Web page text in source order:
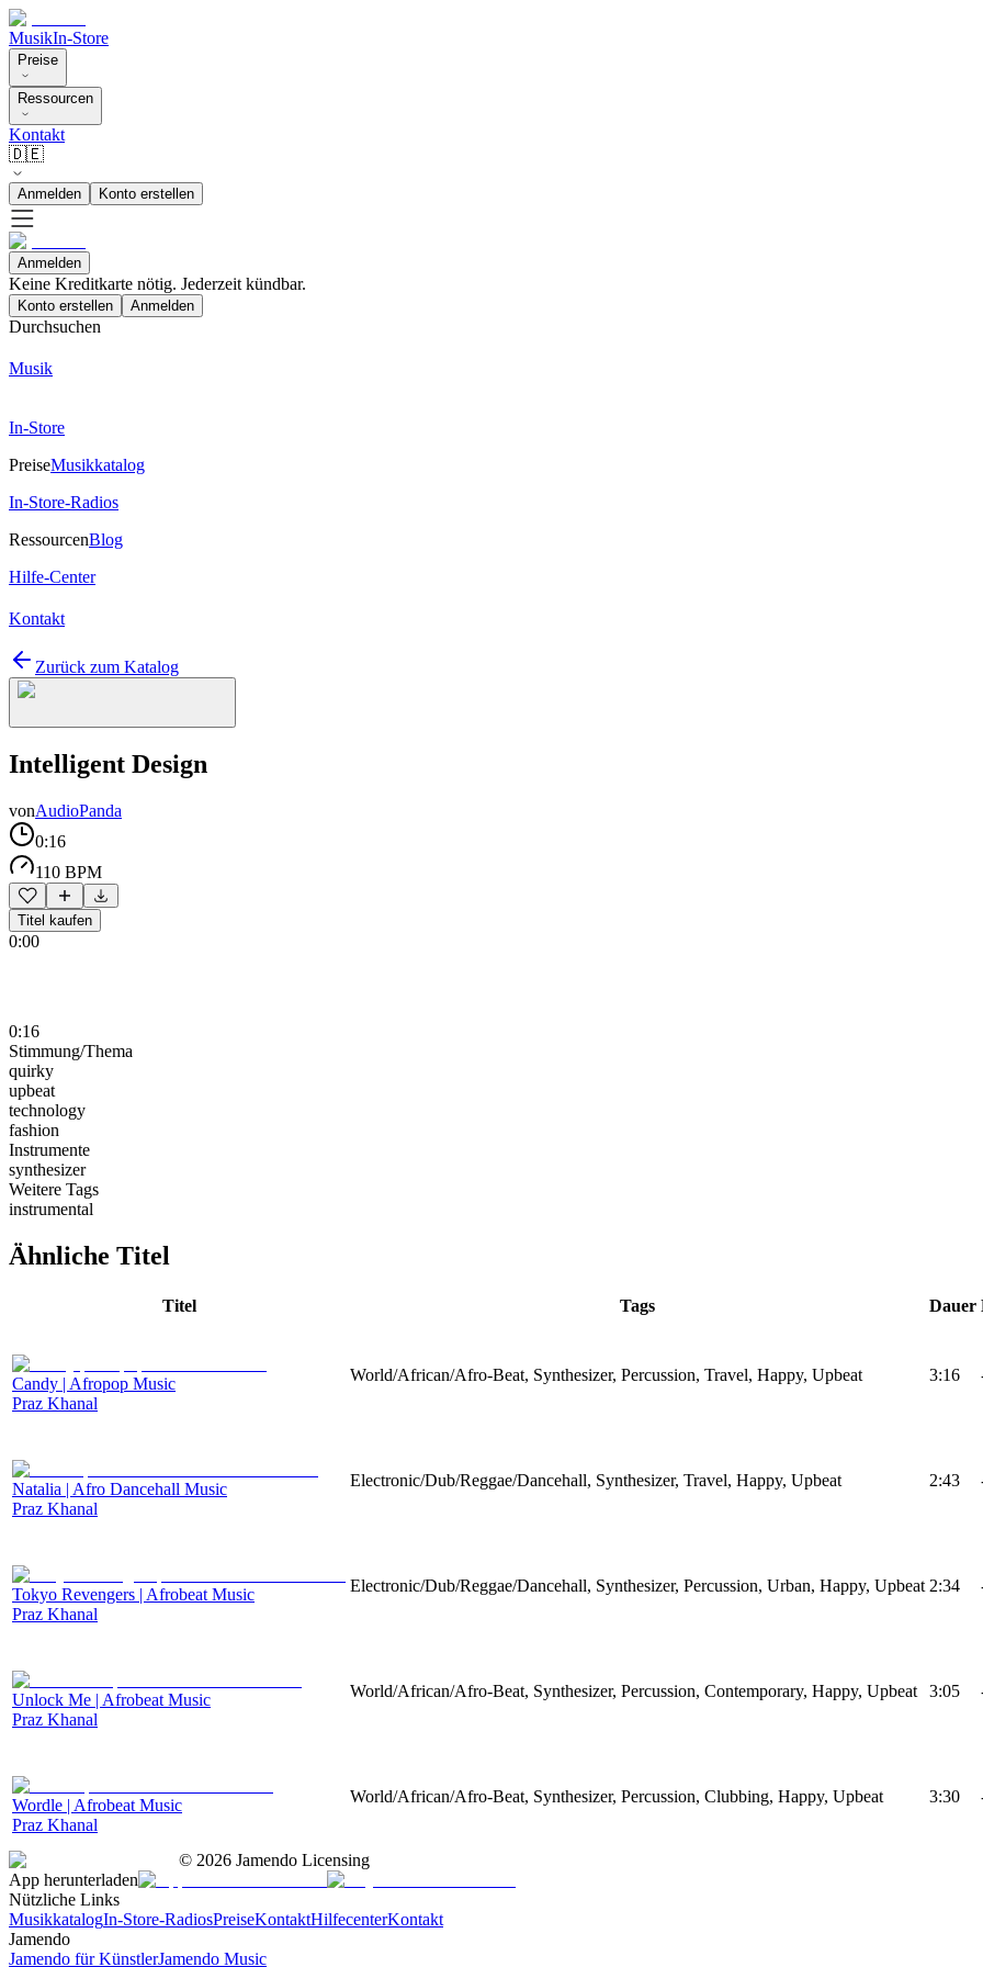
MusikIn-Store
Preise
Ressourcen
Kontakt
🇩🇪
Anmelden Konto erstellen
Anmelden
Keine Kreditkarte nötig. Jederzeit kündbar.
Konto erstellen Anmelden
Durchsuchen
Musik
In-Store
PreiseMusikkatalog
In-Store-Radios
RessourcenBlog
Hilfe-Center
Kontakt
Zurück zum Katalog
Intelligent Design
vonAudioPanda
0:16
110 BPM
Titel kaufen
0:00
0:16
Stimmung/Thema
quirky
upbeat
technology
fashion
Instrumente
synthesizer
Weitere Tags
instrumental
Ähnliche Titel
Titel Tags Dauer
Candy | Afropop Music
Praz Khanal
World/African/Afro-Beat, Synthesizer, Percussion, Travel, Happy, Upbeat 3:16
Natalia | Afro Dancehall Music
Praz Khanal
Electronic/Dub/Reggae/Dancehall, Synthesizer, Travel, Happy, Upbeat 2:43
Tokyo Revengers | Afrobeat Music
Praz Khanal
Electronic/Dub/Reggae/Dancehall, Synthesizer, Percussion, Urban, Happy, Upbeat 2:34
Unlock Me | Afrobeat Music
Praz Khanal
World/African/Afro-Beat, Synthesizer, Percussion, Contemporary, Happy, Upbeat 3:05
Wordle | Afrobeat Music
Praz Khanal
World/African/Afro-Beat, Synthesizer, Percussion, Clubbing, Happy, Upbeat 3:30
© 2026 Jamendo Licensing
App herunterladen
Nützliche Links
MusikkatalogIn-Store-RadiosPreiseKontaktHilfecenterKontakt
Jamendo
Jamendo für KünstlerJamendo Music